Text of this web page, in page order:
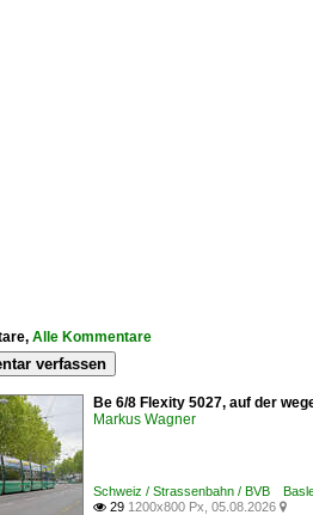
Alle Kommentare
verfassen
Be 6/8 Flexity 5027, auf der
Markus Wagner
Schweiz / Strassenbahn / BVB
 29 1200x800 Px, 05.08.2026 